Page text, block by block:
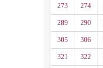
273 274
289 290
305 306
321 322